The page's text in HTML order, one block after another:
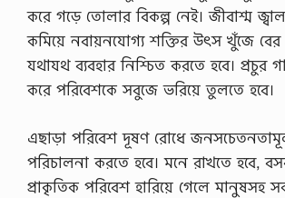
করে গড়ে তােলার বিকল্প নেই। জীবাশ্ম
কমিয়ে নবায়নযােগ্য শক্তির উৎস খুঁজে
যথাযথ ব্যবহার নিশ্চিত করতে হবে। প্রচুর
করে পরিবেশকে সবুজে ভরিয়ে তুলতে হবে।
এছাড়া পরিবেশ দূষণ রােধে
পরিচালনা করতে হবে। মনে রাখতে হবে,
প্রাকৃতিক পরিবেশ হারিয়ে গেলে মানুষসহ